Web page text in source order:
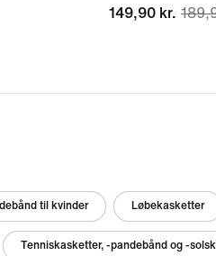
149,90 kr.
til kvinder Løbekasketter
Tenniskasketter, -pandebånd og -